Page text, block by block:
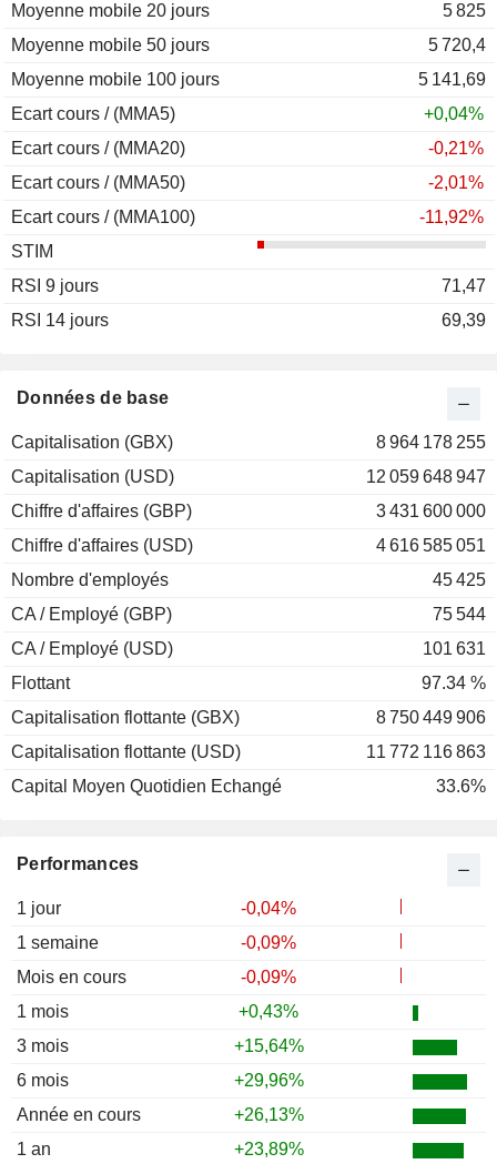
Performances
1 jour
-0,04%
1 semaine
-0,09%
Mois en cours
-0,09%
1 mois
+0,43%
3 mois
+15,64%
6 mois
+29,96%
Année en cours
+26,13%
1 an
+23,89%
Données de base
Capitalisation (GBX)
8 964 178 255
Capitalisation (USD)
12 059 648 947
Chiffre d'affaires (GBP)
3 431 600 000
Chiffre d'affaires (USD)
4 616 585 051
Nombre d'employés
45 425
CA / Employé (GBP)
75 544
CA / Employé (USD)
101 631
Flottant
97.34 %
Capitalisation flottante (GBX)
8 750 449 906
Capitalisation flottante (USD)
11 772 116 863
Capital Moyen Quotidien Echangé
33.6%
Moyenne mobile 20 jours
5 825
Moyenne mobile 50 jours
5 720,4
Moyenne mobile 100 jours
5 141,69
Ecart cours / (MMA5)
+0,04%
Ecart cours / (MMA20)
-0,21%
Ecart cours / (MMA50)
-2,01%
Ecart cours / (MMA100)
-11,92%
STIM
RSI 9 jours
71,47
RSI 14 jours
69,39
2010
+41,43%
2009
+60,08%
2008
-20,81%
2007
2006
2005
2004
2003
+14,39%
2002